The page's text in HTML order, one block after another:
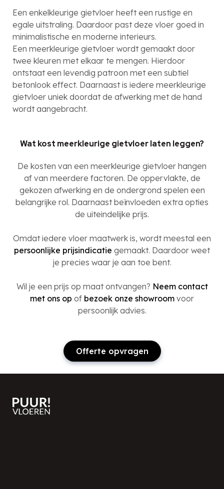
Een enkelkleurige gietvloer heeft een rustige en
egale uitstraling. Daardoor past deze vloer goed in
minimalistische en moderne interieurs.
Een meerkleurige gietvloer wordt gemaakt door
twee kleuren met elkaar te mengen. Hierdoor
ontstaat een levendig patroon met een subtiel
betonlook effect. Daarnaast is iedere meerkleurige
gietvloer uniek doordat de afwerking met de hand
wordt aangebracht.
Wat kost meerkleurige gietvloer laten leggen?
De kosten van een meerkleurige gietvloer hangen
af van meerdere factoren. De oppervlakte, de
gekozen afwerking en de ondergrond spelen een
belangrijke rol. Daarnaast beïnvloeden extra opties
de uiteindelijke prijs.
Omdat iedere vloer maatwerk is, wordt meestal een
persoonlijke prijsindicatie gemaakt. Daardoor weet
je precies waar je aan toe bent.
Wil je een prijs op maat ontvangen? Neem contact
met ons op of bezoek onze showroom voor
persoonlijk advies.
Offerte opvragen